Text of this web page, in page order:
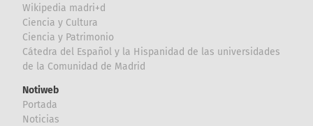
Wikipedia madri+d
Ciencia y Cultura
Ciencia y Patrimonio
Cátedra del Español y la Hispanidad de las universidades
de la Comunidad de Madrid
Notiweb
Portada
Noticias